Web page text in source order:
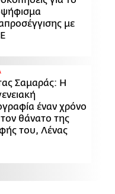
με
Σαμαράς: Η
έναν χρόνο
θάνατο της
του, Λένας